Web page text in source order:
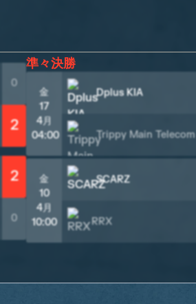
0
2
2
0
準々決勝
金
17
4月
04:00
Dplus KIA
Trippy Main Telecom
金
10
4月
10:00
SCARZ
RRX